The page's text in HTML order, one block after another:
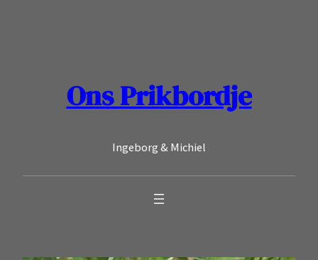
Ons Prikbordje
Ingeborg & Michiel